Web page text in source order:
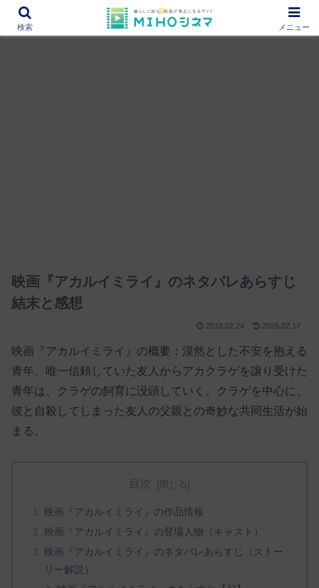
12000作品を紹介！あなたの映画図書館『MIHOシネマ』
映画『アカルイミライ』のネタバレあらすじ
結末と感想
2018.02.24 2026.02.17
映画『アカルイミライ』の概要：漠然とした不安を抱える
青年。唯一信頼していた友人からアカクラゲを譲り受けた
青年は、クラゲの飼育に没頭していく。クラゲを中心に、
彼と自殺してしまった友人の父親との奇妙な共同生活が始
まる。
目次
映画『アカルイミライ』の作品情報
映画『アカルイミライ』の登場人物（キャスト）
映画『アカルイミライ』のネタバレあらすじ（ストー
リー解説）
検索 メニュー